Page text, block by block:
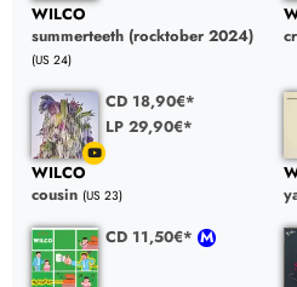
WILCO
summerteeth (rocktober 2024)
(US 24)
CD 18,90€*
LP 29,90€*
WILCO
cousin (US 23)
CD 11,50€*